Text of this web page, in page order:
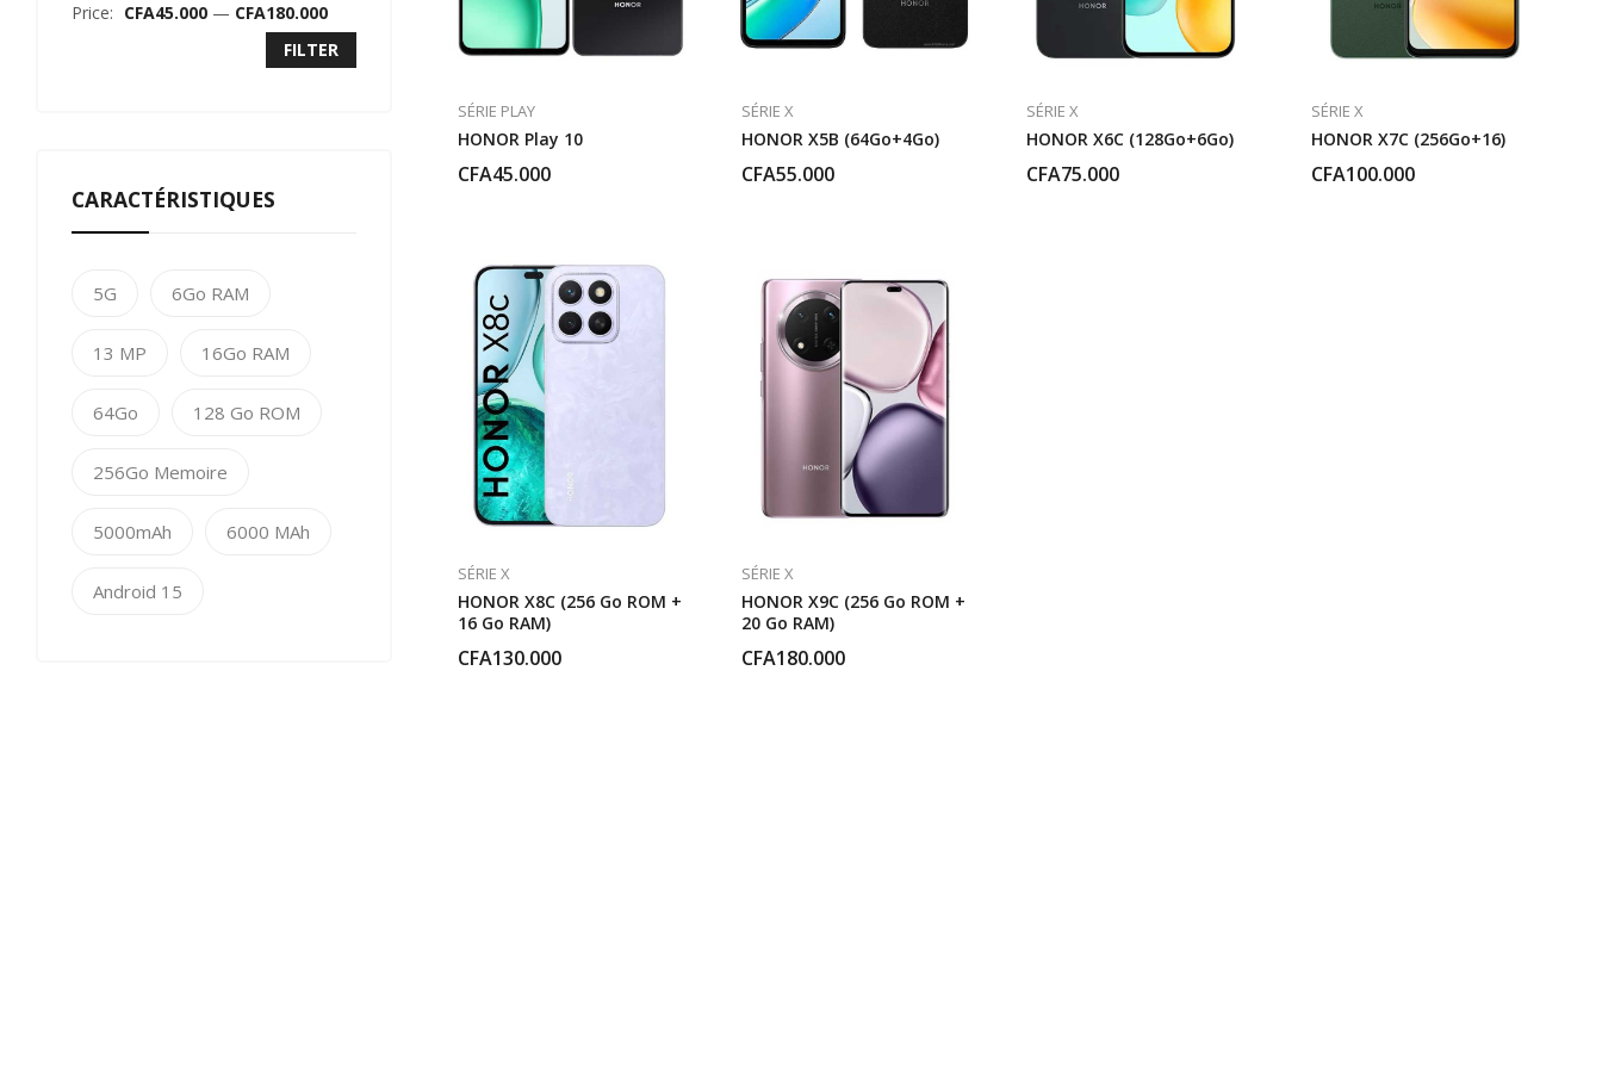
SÉRIE PLAY
HONOR Play 10
CFA45.000
SÉRIE X
HONOR X5B (64Go+4Go)
CFA55.000
SÉRIE X
HONOR X6C (128Go+6Go)
CFA75.000
SÉRIE X
HONOR X7C (256Go+16)
CFA100.000
SÉRIE X
HONOR X8C (256 Go ROM +
16 Go RAM)
CFA130.000
SÉRIE X
HONOR X9C (256 Go ROM +
20 Go RAM)
CFA180.000
Price: CFA45.000 — CFA180.000
FILTER
CARACTÉRISTIQUES
5G 6Go RAM
13 MP 16Go RAM
64Go 128 Go ROM
256Go Memoire
5000mAh 6000 MAh
Android 15